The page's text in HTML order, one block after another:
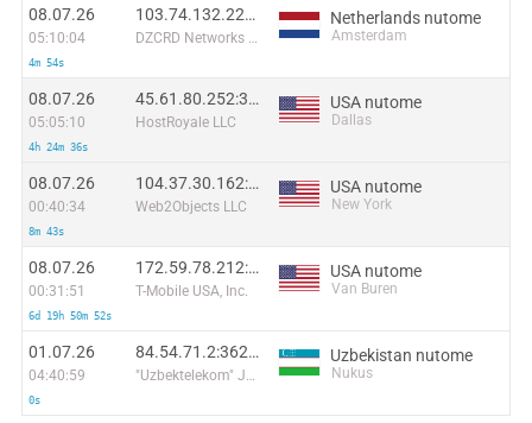
08.07.26
05:10:04
4m 54s
103.74.132.228:13720
DZCRD Networks Ltd
Netherlands nutome
Amsterdam
08.07.26
05:05:10
4h 24m 36s
45.61.80.252:33503
HostRoyale LLC
USA nutome
Dallas
08.07.26
00:40:34
8m 43s
104.37.30.162:40716
Web2Objects LLC
USA nutome
New York
08.07.26
00:31:51
6d 19h 50m 52s
172.59.78.212:1424
T-Mobile USA, Inc.
USA nutome
Van Buren
01.07.26
04:40:59
0s
84.54.71.2:36271
"Uzbektelekom" Joint Stock Company
Uzbekistan nutome
Nukus